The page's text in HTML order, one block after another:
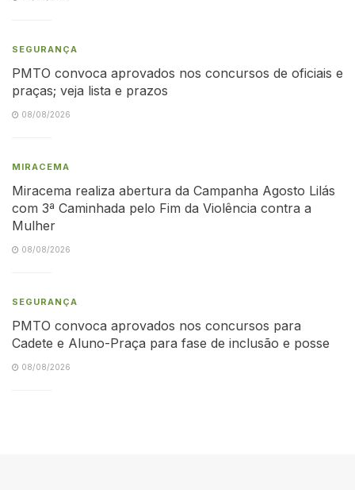
SEGURANÇA
PMTO convoca aprovados nos concursos de oficiais e
praças; veja lista e prazos
08/08/2026
MIRACEMA
Miracema realiza abertura da Campanha Agosto Lilás
com 3ª Caminhada pelo Fim da Violência contra a
Mulher
08/08/2026
SEGURANÇA
PMTO convoca aprovados nos concursos para
Cadete e Aluno-Praça para fase de inclusão e posse
08/08/2026